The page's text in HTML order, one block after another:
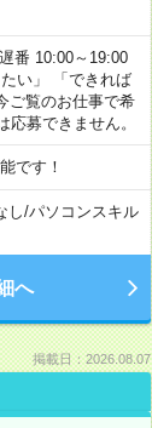
番 10:00～19:00
い」 「できれば
ご覧のお仕事で希
募できません。
です！
し/パソコンスキル
へ
掲載日：2026.08.07